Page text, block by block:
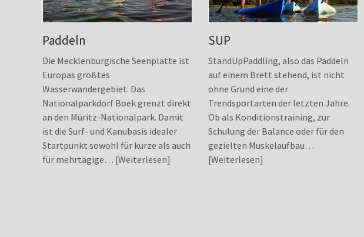
Paddeln
Die Mecklenburgische Seenplatte ist
Europas größtes
Wasserwandergebiet. Das
Nationalparkdorf Boek grenzt direkt
an den Müritz-Nationalpark. Damit
ist die Surf- und Kanubasis idealer
Startpunkt sowohl für kurze als auch
für mehrtägige… Weiterlesen
SUP
StandUpPaddling, also das Paddeln
auf einem Brett stehend, ist nicht
ohne Grund eine der
Trendsportarten der letzten Jahre.
Ob als Konditionstraining, zur
Schulung der Balance oder für den
gezielten Muskelaufbau…
Weiterlesen